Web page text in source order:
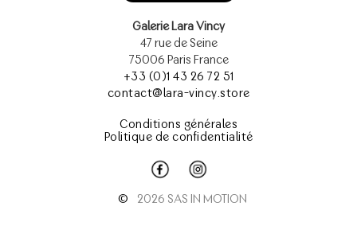
Galerie Lara Vincy
47 rue de Seine
75006 Paris France
+33 (0)1 43 26 72 51
contact@lara-vincy.store
Conditions générales
Politique de confidentialité
© 2026 SAS IN MOTION